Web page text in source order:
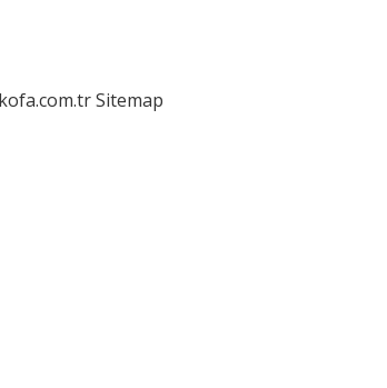
Sitemap